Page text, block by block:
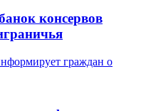
консервов
граждан о